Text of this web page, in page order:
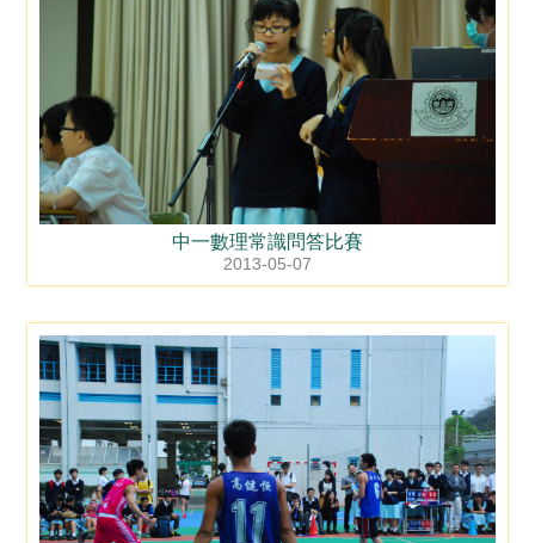
中一數理常識問答比賽
2013-05-07